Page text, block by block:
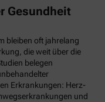
Gesundheit
bleiben oft jahrelang
die weit über die
belegen
Erkrankungen: Herz-
und